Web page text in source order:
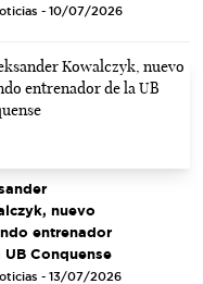
- 10/07/2026
nuevo
entrenador
UB Conquense
- 13/07/2026